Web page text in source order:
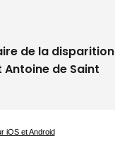
de la disparition
de Saint